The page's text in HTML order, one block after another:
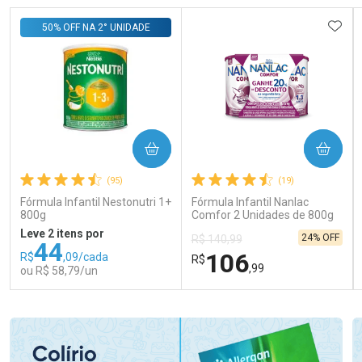
(95)
Fórmula Infantil Nestonutri 1+
800g
50% OFF NA 2° UNIDADE
Leve 2 itens por
R$44,09/cada
ou R$ 58,79/un
COMPRAR
(19)
Fórmula Infantil Nanlac
Comfor 2 Unidades de 800g
R$ 140,99
R$106,99
24% OFF
COMPRAR
Laboratório
Por Menos